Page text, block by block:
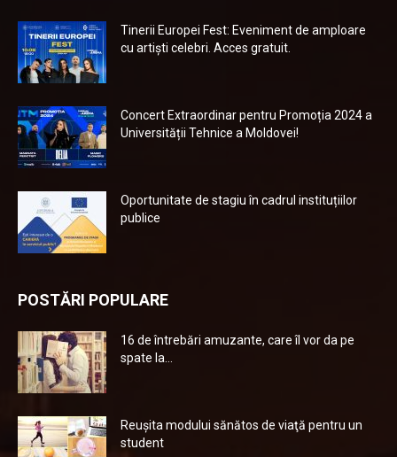
Tinerii Europei Fest: Eveniment de amploare
cu artiști celebri. Acces gratuit.
Concert Extraordinar pentru Promoția 2024 a
Universității Tehnice a Moldovei!
Oportunitate de stagiu în cadrul instituțiilor
publice
POSTĂRI POPULARE
16 de întrebări amuzante, care îl vor da pe
spate la...
Reuşita modului sănătos de viaţă pentru un
student